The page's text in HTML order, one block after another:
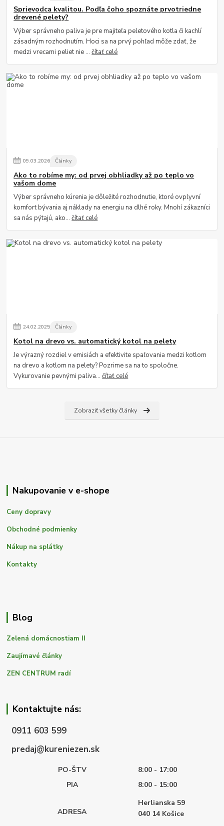
Sprievodca kvalitou. Podľa čoho spoznáte prvotriedne
drevené pelety?
Výber správneho paliva je pre majiteľa peletového kotla či kachlí
zásadným rozhodnutím. Hoci sa na prvý pohľad môže zdať, že
medzi vrecami peliet nie ...čítať celé
09.03.2026 Články
Ako to robíme my: od prvej obhliadky až po teplo vo
vašom dome
Výber správneho kúrenia je dôležité rozhodnutie, ktoré ovplyvní
komfort bývania aj náklady na energiu na dlhé roky. Mnohí zákazníci
sa nás pýtajú, ako...čítať celé
24.02.2025 Články
Kotol na drevo vs. automatický kotol na pelety
Je výrazný rozdiel v emisiách a efektivite spaľovania medzi kotlom
na drevo a kotlom na pelety? Pozrime sa na to spoločne.
Vykurovanie pevnými paliva...čítať celé
Zobraziť všetky články
Nakupovanie v e-shope
Ceny dopravy
Obchodné podmienky
Nákup na splátky
Kontakty
Blog
Zelená domácnostiam II
Zaujímavé články
ZEN CENTRUM radí
Kontaktujte nás:
0911 603 599
predaj@kureniezen.sk
PO-ŠTV
8:00 - 17:00
PIA
8:00 - 15:00
ADRESA
Herlianska 59
040 14 Košice